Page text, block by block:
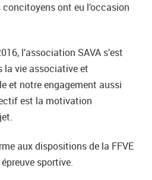
ont eu l’occasion
l’association SAVA s’est
la vie associative et
et notre engagement aussi
est la motivation
aux dispositions de la FFVE
sportive.